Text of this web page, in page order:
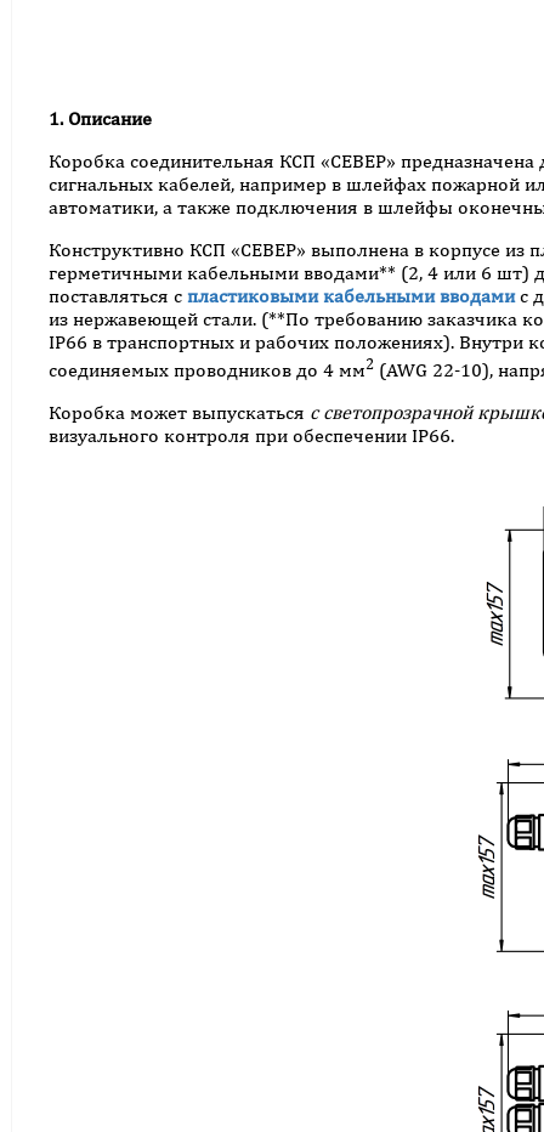
1. Описание
Коробка соединительная КСП «СЕВЕР»
сигнальных кабелей, например в шлейфах пожарной
автоматики, а также подключения в шлейфы
Конструктивно КСП «СЕВЕР» выполнена в корпусе из
герметичными кабельными вводами** (2, 4 или 6 шт)
поставляться с пластиковыми кабельными вводамис
из нержавеющей стали. (**По требованию заказчика
IP66 в транспортных и рабочих положениях).
соединяемых проводников до 4 мм2 (AWG 22-10),
Коробка может выпускаться с светопрозрачной
визуального контроля при обеспечении IP66.